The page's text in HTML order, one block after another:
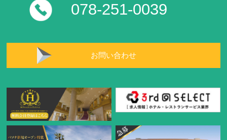
078-251-0039
お問い合わせ